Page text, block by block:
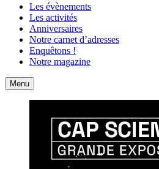
Les évènements
Les activités
Anniversaires
Notre carnet d’adresses
Enquêtons !
Notre magazine
Accueil
Menu Contact